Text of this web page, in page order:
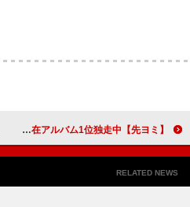
【先ヨミ】NiziU『New Emotion』19.2万枚で現在アルバム1位独走中
RELATED NEWS